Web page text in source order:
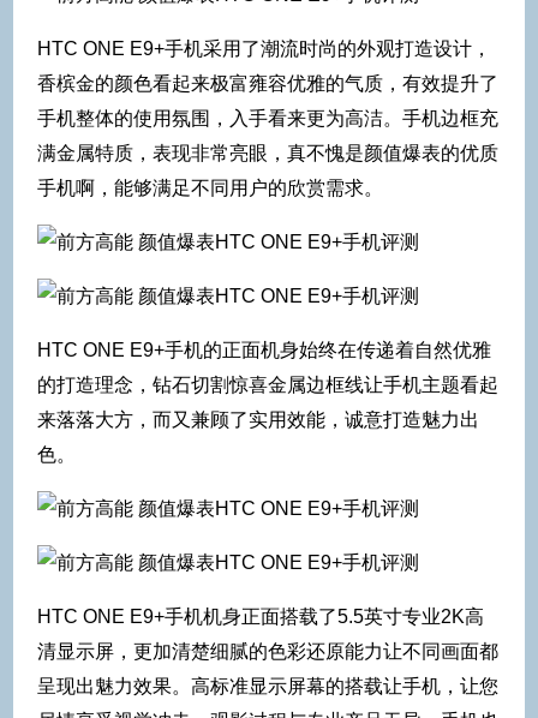
HTC ONE E9+手机采用了潮流时尚的外观打造设计，
香槟金的颜色看起来极富雍容优雅的气质，有效提升了
手机整体的使用氛围，入手看来更为高洁。手机边框充
满金属特质，表现非常亮眼，真不愧是颜值爆表的优质
手机啊，能够满足不同用户的欣赏需求。
HTC ONE E9+手机的正面机身始终在传递着自然优雅
的打造理念，钻石切割惊喜金属边框线让手机主题看起
来落落大方，而又兼顾了实用效能，诚意打造魅力出
色。
HTC ONE E9+手机机身正面搭载了5.5英寸专业2K高
清显示屏，更加清楚细腻的色彩还原能力让不同画面都
呈现出魅力效果。高标准显示屏幕的搭载让手机，让您